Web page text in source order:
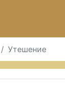
Утешение